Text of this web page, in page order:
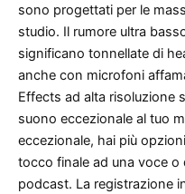
sono progettati per le
studio. Il rumore ultra
significano tonnellate di
anche con microfoni
Effects ad alta risoluzione
suono eccezionale al tuo
eccezionale, hai più
tocco finale ad una voce o
podcast. La registrazione